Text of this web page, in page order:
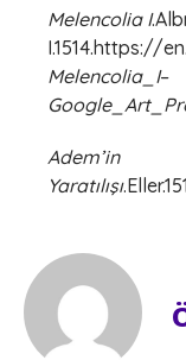
Melencolia I
I.1514.https://
Melencolia_I–
Adem’in
Yaratılışı